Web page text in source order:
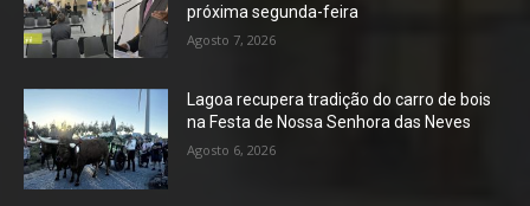
próxima segunda-feira
Agosto 7, 2026
Lagoa recupera tradição do carro de bois
na Festa de Nossa Senhora das Neves
Agosto 6, 2026